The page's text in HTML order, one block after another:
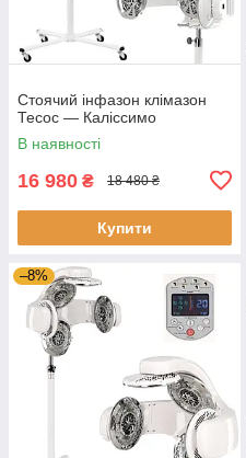
Стоячий інфазон клімазон
Тесос — Каліссимо
В наявності
16 980 ₴ 18 480 ₴
Купити
–8%